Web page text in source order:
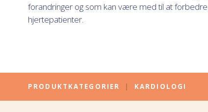
forandringer og som kan være med til at
hjertepatienter.
PRODUKTKATEGORIER KARDIOLOGI